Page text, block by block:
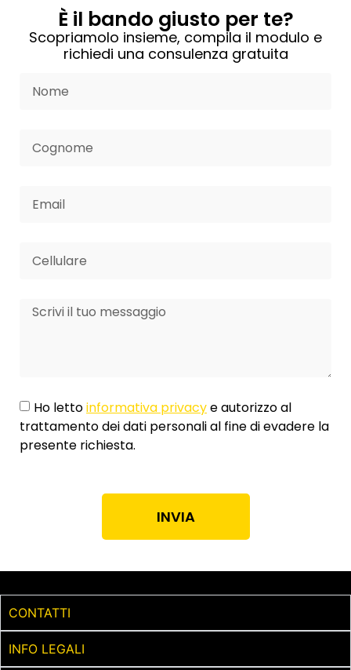
È il bando giusto per te?
Scopriamolo insieme, compila il modulo e
richiedi una consulenza gratuita
Ho lettoinformativa privacye autorizzo al
trattamento dei dati personali al fine di evadere la
presente richiesta.
INVIA
CONTATTI
INFO LEGALI